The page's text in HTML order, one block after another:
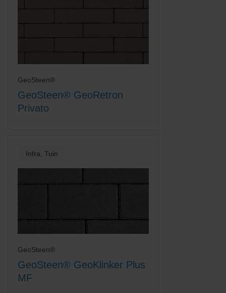
GeoSteen®
GeoSteen® GeoRetron
Privato
Infra, Tuin
GeoSteen®
GeoSteen® GeoKlinker Plus
MF